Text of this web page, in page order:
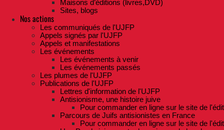
Maisons d’éditions (livres,DVD)
Sites, blogs
Nos actions
Les communiqués de l'UJFP
Appels signés par l'UJFP
Appels et manifestations
Les événements
Les événements à venir
Les événements passés
Les plumes de l'UJFP
Publications de l'UJFP
Lettres d'information de l'UJFP
Antisionisme, une histoire juive
Pour commander en ligne sur le site de
Parcours de Juifs antisionistes en France
Pour commander en ligne sur le site de